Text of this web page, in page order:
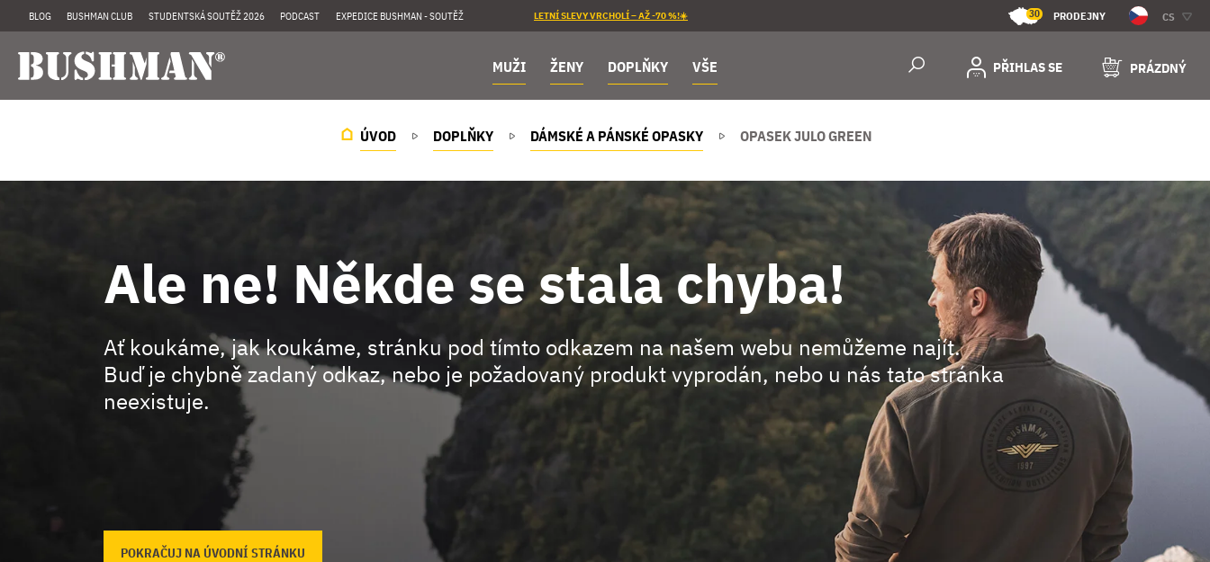
BLOG BUSHMAN CLUB STUDENTSKÁ SOUTĚŽ 2026 PODCAST EXPEDICE BUSHMAN - SOUTĚŽ LETNÍ SLEVY VRCHOLÍ – AŽ -70 %!☀️ 30 PRODEJNY CS
MUŽI ŽENY DOPLŇKY VŠE PŘIHLAS SE PRÁZDNÝ
ÚVOD DOPLŇKY DÁMSKÉ A PÁNSKÉ OPASKY OPASEK JULO GREEN
Ale ne! Někde se stala chyba!
Ať koukáme, jak koukáme, stránku pod tímto odkazem na našem webu nemůžeme najít.
Buď je chybně zadaný odkaz, nebo je požadovaný produkt vyprodán, nebo u nás tato stránka
neexistuje.
POKRAČUJ NA ÚVODNÍ STRÁNKU